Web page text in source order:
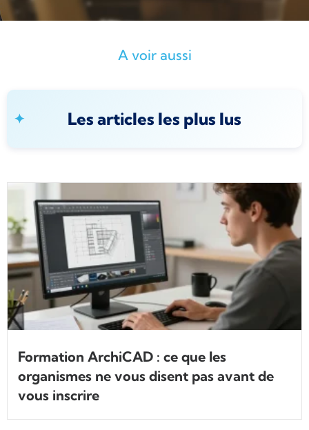
A voir aussi
Les articles les plus lus
Formation ArchiCAD : ce que les
organismes ne vous disent pas avant de
vous inscrire